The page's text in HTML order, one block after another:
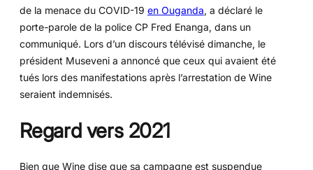
de la menace du COVID-19 en Ouganda, a déclaré le
porte-parole de la police CP Fred Enanga, dans un
communiqué. Lors d’un discours télévisé dimanche, le
président Museveni a annoncé que ceux qui avaient été
tués lors des manifestations après l’arrestation de Wine
seraient indemnisés.
Regard vers 2021
Bien que Wine dise que sa campagne est suspendue